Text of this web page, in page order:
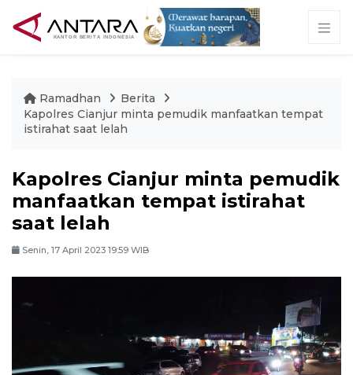
Ramadhan
Berita
Kapolres Cianjur minta pemudik manfaatkan tempat
istirahat saat lelah
Kapolres Cianjur minta pemudik
manfaatkan tempat istirahat
saat lelah
Senin, 17 April 2023 19:59 WIB